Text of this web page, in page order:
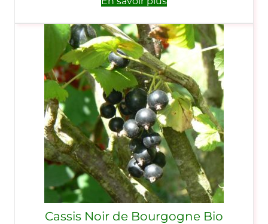
Cassis Noir de Bourgogne Bio